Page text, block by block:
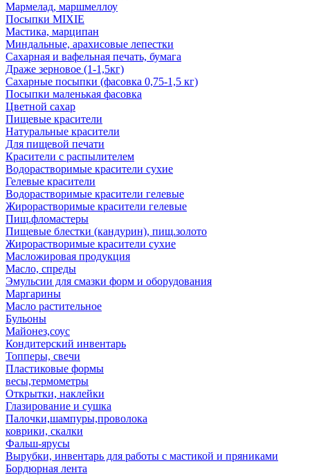
Мармелад, маршмеллоу
Посыпки MIXIE
Мастика, марципан
Миндальные, арахисовые лепестки
Сахарная и вафельная печать, бумага
Драже зерновое (1-1,5кг)
Сахарные посыпки (фасовка 0,75-1,5 кг)
Посыпки маленькая фасовка
Цветной сахар
Пищевые красители
Натуральные красители
Для пищевой печати
Красители с распылителем
Водорастворимые красители сухие
Гелевые красители
Водорастворимые красители гелевые
Жирорастворимые красители гелевые
Пищ.фломастеры
Пищевые блестки (кандурин), пищ.золото
Жирорастворимые красители сухие
Масложировая продукция
Масло, спреды
Эмульсии для смазки форм и оборудования
Маргарины
Масло растительное
Бульоны
Майонез,соус
Кондитерский инвентарь
Топперы, свечи
Пластиковые формы
весы,термометры
Открытки, наклейки
Глазирование и сушка
Палочки,шампуры,проволока
коврики, скалки
Фальш-ярусы
Вырубки, инвентарь для работы с мастикой и пряниками
Бордюрная лента